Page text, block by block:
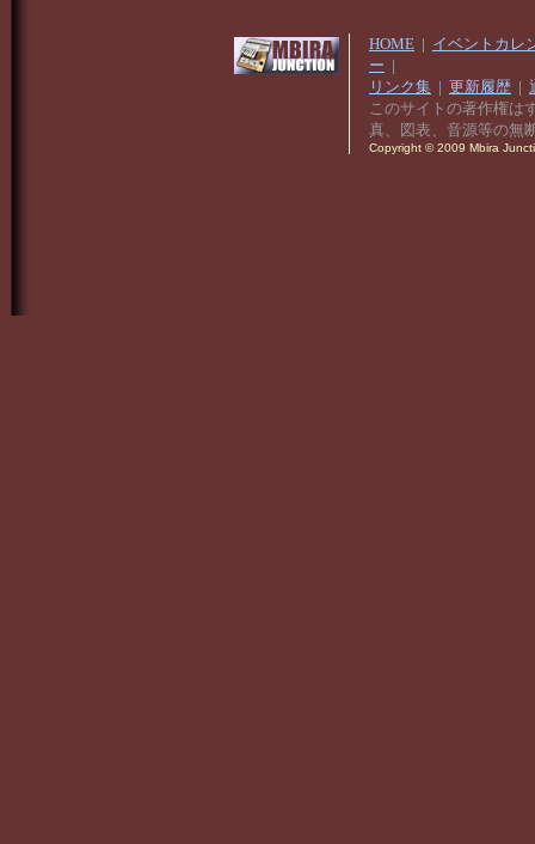
HOME | イベントカレ
ー |
リンク集 | 更新履歴 |
このサイトの著作権は
真、図表、音源等の無
Copyright © 2009 Mbira